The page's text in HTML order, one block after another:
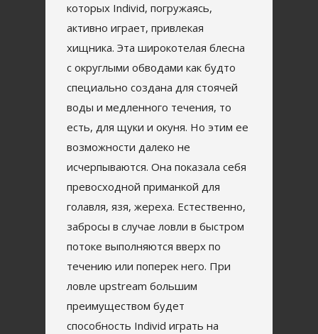
которых Individ, погружаясь,
активно играет, привлекая
хищника. Эта широкотелая блесна
с округлыми обводами как будто
специально создана для стоячей
воды и медленного течения, то
есть, для щуки и окуня. Но этим ее
возможности далеко не
исчерпываются. Она показала себя
превосходной приманкой для
голавля, язя, жереха. Естественно,
забросы в случае ловли в быстром
потоке выполняются вверх по
течению или поперек него. При
ловле upstream большим
преимуществом будет
способность Individ играть на